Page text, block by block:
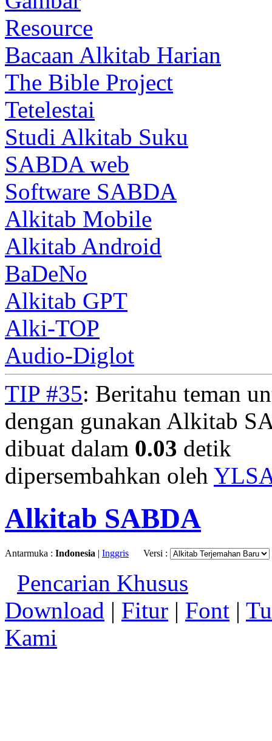
Resource
Bacaan Alkitab Harian
The Bible Project
Tetelestai
Studi Alkitab Suku
SABDA web
Software SABDA
Alkitab Mobile
Alkitab Android
BaDeNo
Alkitab GPT
Alki-TOP
Audio-Diglot
TIP #35: Beritahu teman
dengan gunakan Alkitab
dibuat dalam 0.03 detik
dipersembahkan oleh
Alkitab SABDA
Antarmuka : Indonesia | Inggris Versi :
Pencarian Khusus
Download | Fitur | Font |
Kami